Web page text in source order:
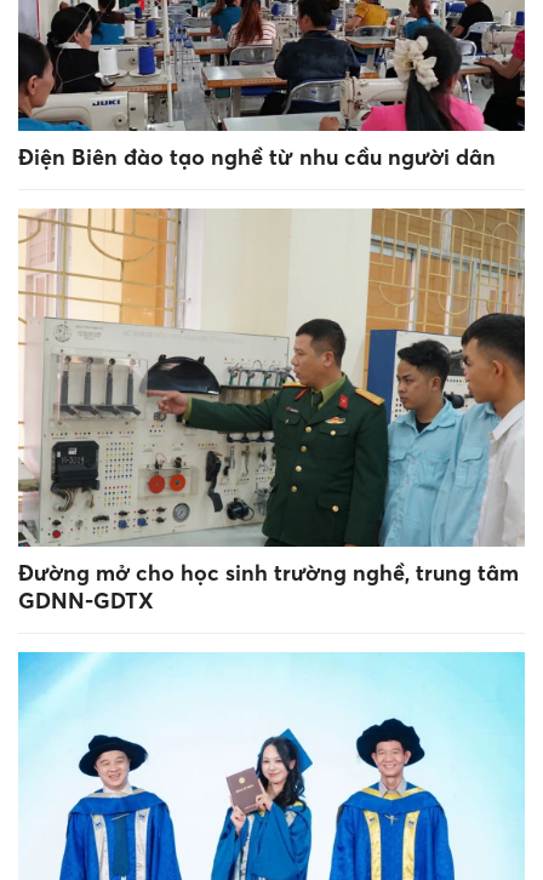
Điện Biên đào tạo nghề từ nhu cầu người dân
Đường mở cho học sinh trường nghề, trung tâm
GDNN-GDTX